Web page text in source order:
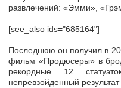
развлечений: «Эмми»,
[see_also ids="685164"]
Последнюю он получил в
фильм «Продюсеры» в
рекордные 12
непревзойденный